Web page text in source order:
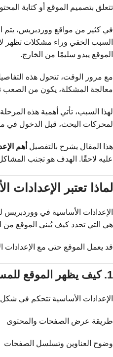
تتعلق بتصميم الموقع أو كتابة
في كثير من مواقع ووردبريس، يتم
السبب الخفي وراء مشكلات تظهر
الموقع يبدو سليمًا من الخارج.
مع مرور الوقت، تتحول هذه
معالجة المشكلة، يكون من
لهذا السبب، تأتي أهمية هذه
لمحركات البحث، قبل الدخول في
هذا المقال يشرح بالتفصيل أهم
عليه لاحقًا. الهدف هو تجنب
لماذا تعتبر
الإعدادات الأساسية في ووردبريس
هي التي تحدد كيف يُبنى الموقع
قد يعمل الموقع حتى مع الإعدادات
1. كيف يظهر الموقع للمستخدم؟
الإعدادات الأساسية تتحكم في
طريقة عرض الصفحات والمحتوى
وضوح العناوين وتسلسل الصفحات